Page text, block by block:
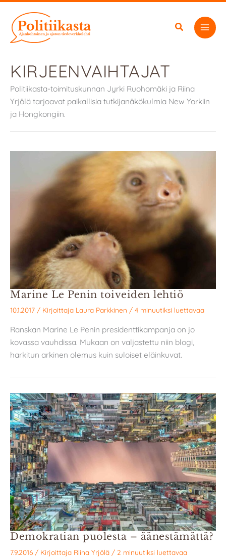
sisältöön
KIRJEENVAIHTAJAT
Politiikasta-toimituskunnan Jyrki Ruohomäki ja Riina
Yrjölä tarjoavat paikallisia tutkijanäkökulmia New Yorkiin
ja Hongkongiin.
Marine Le Penin toiveiden lehtiö
10.1.2017 / Kirjoittaja Laura Parkkinen / 4 minuutiksi luettavaa
Ranskan Marine Le Penin presidenttikampanja on jo
kovassa vauhdissa. Mukaan on valjastettu niin blogi,
harkitun arkinen olemus kuin suloiset eläinkuvat.
Demokratian puolesta – äänestämättä?
7.9.2016 / Kirjoittaja Riina Yrjölä / 2 minuutiksi luettavaa